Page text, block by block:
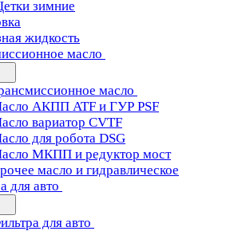
зимние
жидкость
масло
масло
АКПП ATF и ГУР PSF
вариатор CVTF
для робота DSG
МКПП и редуктор мост
масло и гидравлическое
для авто
для авто